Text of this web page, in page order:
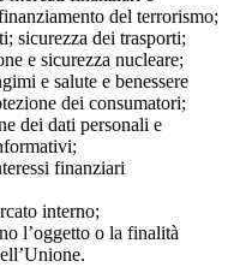
del terrorismo;
sicurezza dei trasporti;
e sicurezza nucleare;
e salute e benessere
dei consumatori;
dei dati personali e
finanziari
interno;
l’oggetto o la finalità